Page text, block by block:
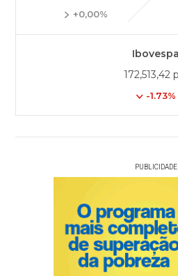
+0,00%
Ibovespa
172,513,42
-1.73%
PUBLICIDADE